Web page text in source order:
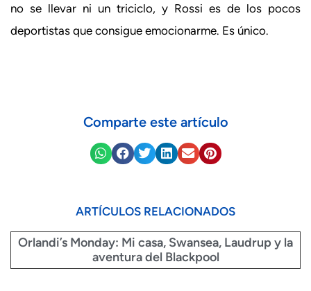
no se llevar ni un triciclo, y Rossi es de los pocos
deportistas que consigue emocionarme. Es único.
Comparte este artículo
ARTÍCULOS RELACIONADOS
Orlandi’s Monday: Mi casa, Swansea, Laudrup y la
aventura del Blackpool